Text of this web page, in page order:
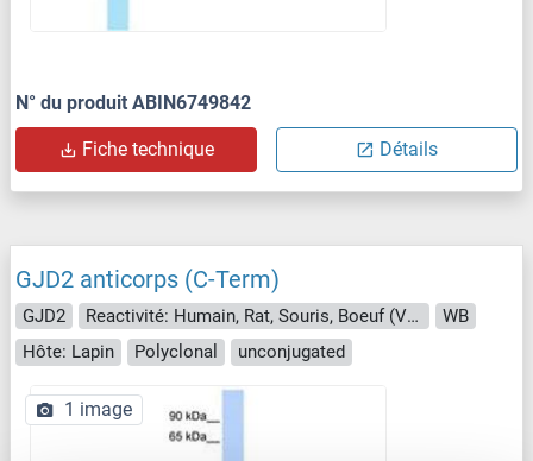
N° du produit ABIN6749842
Fiche technique Détails
GJD2 anticorps (C-Term)
GJD2 Reactivité: Humain, Rat, Souris, Boeuf (Vache), Chien, Cobaye, Cheval, Lapin, Singe, Porc, Roussette (Chauve-souris), Hamster, Xenopus laevis
WB
Hôte: Lapin
Polyclonal unconjugated
1 image